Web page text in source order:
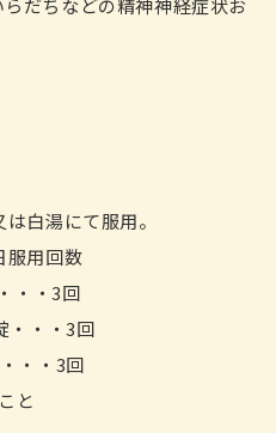
白湯にて服用。
服用回数
・・3回
・・・3回
・・3回
と